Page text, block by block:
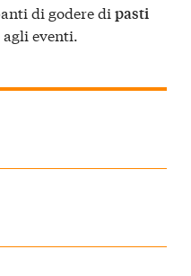
di godere di pasti
eventi.